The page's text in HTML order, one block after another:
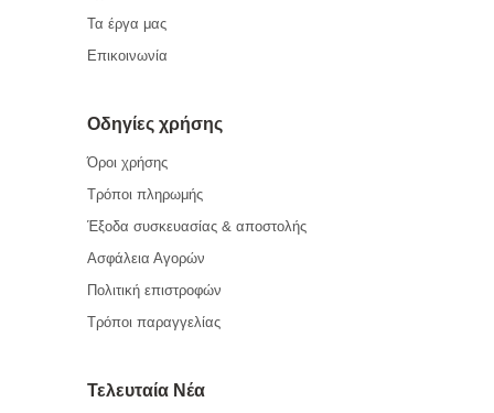
Τα έργα μας
Επικοινωνία
Οδηγίες χρήσης
Όροι χρήσης
Τρόποι πληρωμής
Έξοδα συσκευασίας & αποστολής
Ασφάλεια Αγορών
Πολιτική επιστροφών
Τρόποι παραγγελίας
Τελευταία Νέα